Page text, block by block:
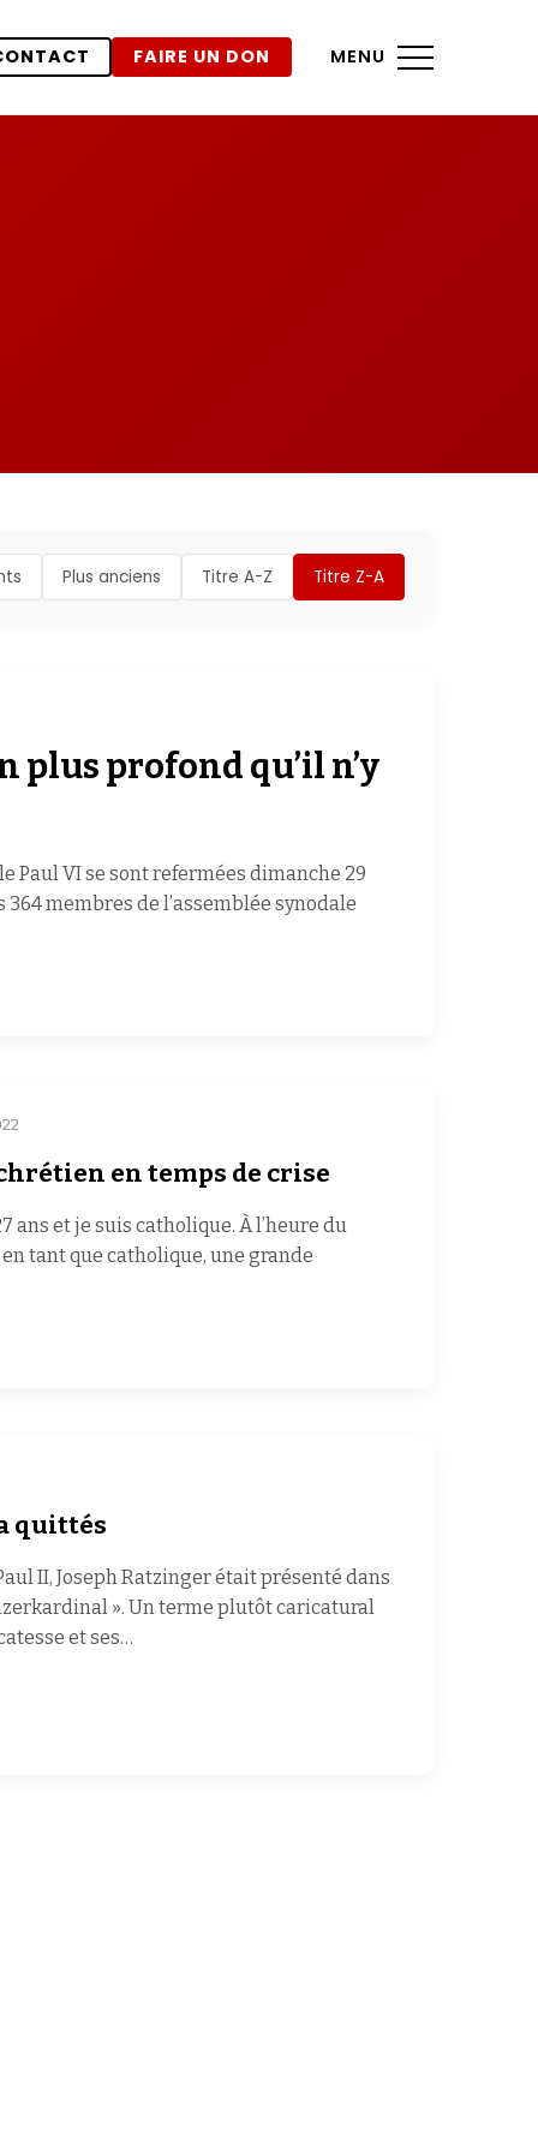
FAIRE UN DON MENU
Plus anciens Titre A-Z Titre Z-A
plus profond qu’il n’y
Paul VI se sont refermées dimanche 29
membres de l’assemblée synodale
en temps de crise
ans et je suis catholique. À l’heure du
en tant que catholique, une grande
quittés
II, Joseph Ratzinger était présenté dans
». Un terme plutôt caricatural
et ses…